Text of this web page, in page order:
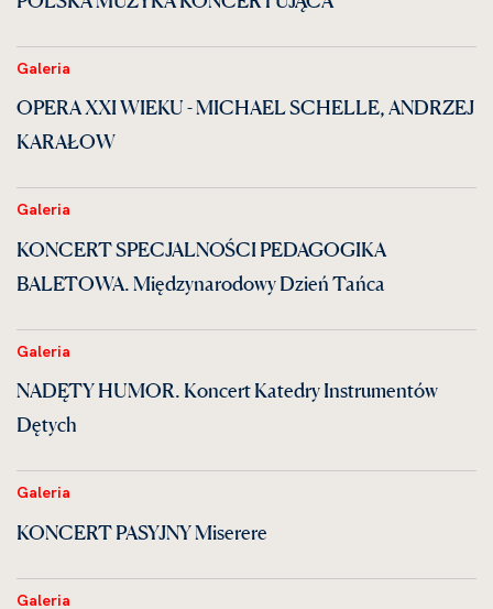
Galeria
OPERA XXI WIEKU - MICHAEL SCHELLE, ANDRZEJ
KARAŁOW
Galeria
KONCERT SPECJALNOŚCI PEDAGOGIKA
BALETOWA. Międzynarodowy Dzień Tańca
Galeria
NADĘTY HUMOR. Koncert Katedry Instrumentów
Dętych
Galeria
KONCERT PASYJNY Miserere
Galeria